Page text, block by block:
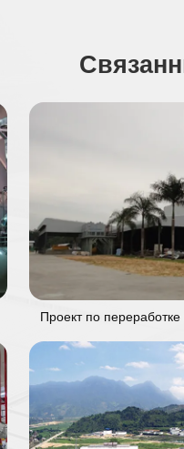
Проект по